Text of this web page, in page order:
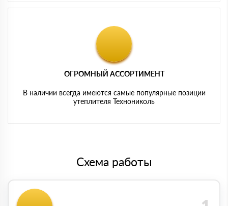
ОГРОМНЫЙ АССОРТИМЕНТ
В наличии всегда имеются самые популярные позиции
утеплителя Технониколь
Схема работы